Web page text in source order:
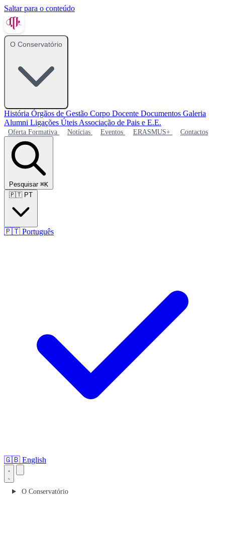
Saltar para o conteúdo
O Conservatório
História Órgãos de Gestão Corpo Docente Documentos Galeria
Alumni Ligações Úteis Associação de Pais e E.E.
Oferta Formativa Notícias Eventos ERASMUS+ Contactos
Pesquisar ⌘K
🇵🇹 PT
🇵🇹 Português
🇬🇧 English
O Conservatório